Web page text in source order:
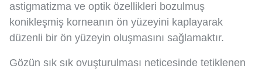
astigmatizma ve optik özellikleri bozulmuş
konikleşmiş korneanın ön yüzeyini kaplayarak
düzenli bir ön yüzeyin oluşmasını sağlamaktır.
Gözün sık sık ovuşturulması neticesinde tetiklenen